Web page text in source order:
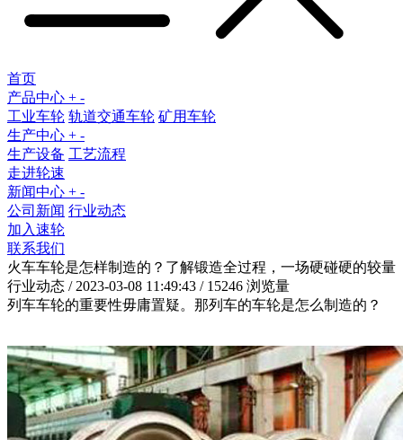
首页
产品中心 + -
工业车轮 轨道交通车轮 矿用车轮
生产中心 + -
生产设备 工艺流程
走进轮速
新闻中心 + -
公司新闻 行业动态
加入速轮
联系我们
火车车轮是怎样制造的？了解锻造全过程，一场硬碰硬的较量
行业动态 / 2023-03-08 11:49:43 / 15246 浏览量
列车车轮的重要性毋庸置疑。那列车的车轮是怎么制造的？